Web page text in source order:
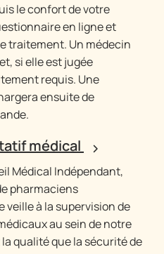
le confort de votre
en ligne et
traitement. Un médecin
si elle est jugée
requis. Une
ensuite de
médical
Médical Indépendant,
pharmaciens
veille à la supervision de
au sein de notre
qualité que la sécurité de